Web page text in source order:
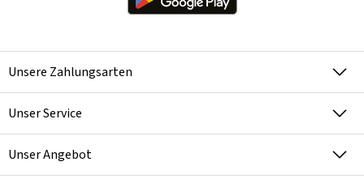
Unsere Zahlungsarten
Unser Service
Unser Angebot